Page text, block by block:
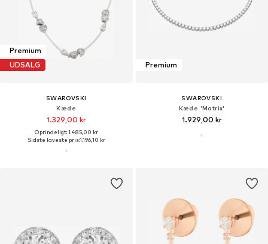
Premium
UDSALG
SWAROVSKI
Kæde
1.329,00 kr
Oprindeligt: 1.485,00 kr
Sidste laveste pris:1.196,10 kr
Premium
SWAROVSKI
Kæde 'Matrix'
1.929,00 kr